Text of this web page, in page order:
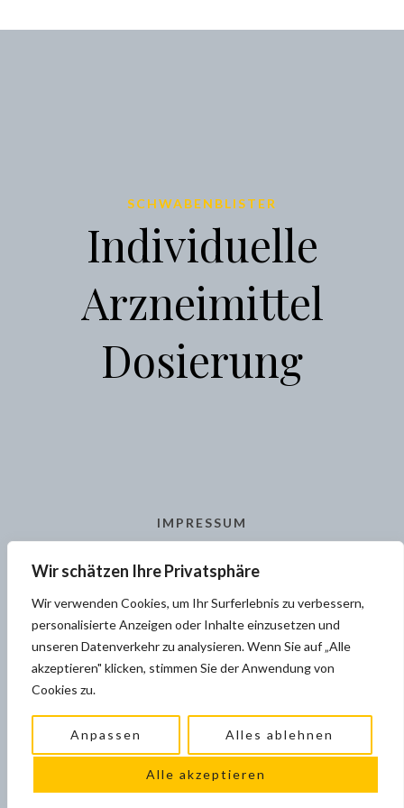
Wir schätzen Ihre Privatsphäre
Wir verwenden Cookies, um Ihr Surferlebnis zu verbessern,
personalisierte Anzeigen oder Inhalte einzusetzen und
unseren Datenverkehr zu analysieren. Wenn Sie auf „Alle
akzeptieren" klicken, stimmen Sie der Anwendung von
Cookies zu.
Anpassen Alles ablehnen
Alle akzeptieren
SCHWABENBLISTER
Individuelle
Arzneimittel
Dosierung
IMPRESSUM
KONTAKT